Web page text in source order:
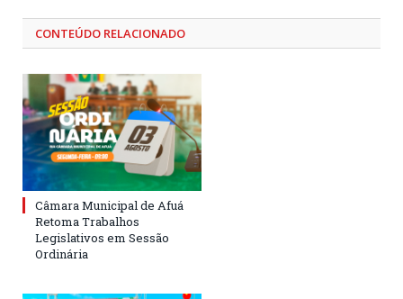
CONTEÚDO RELACIONADO
Câmara Municipal de Afuá
Retoma Trabalhos
Legislativos em Sessão
Ordinária